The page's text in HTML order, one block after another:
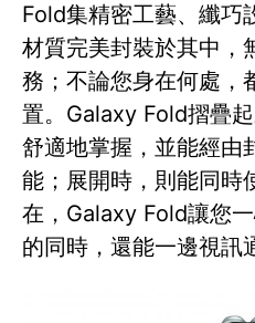
Fold集精密工藝、纖巧
材質完美封裝於其中，
務；不論您身在何處，
置。Galaxy Fold摺疊
舒適地掌握，並能經由
能；展開時，則能同時
在，Galaxy Fold讓您
的同時，還能一邊視訊